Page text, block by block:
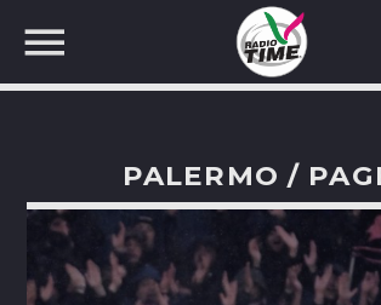
CERCA NEL SITO
PALERMO /